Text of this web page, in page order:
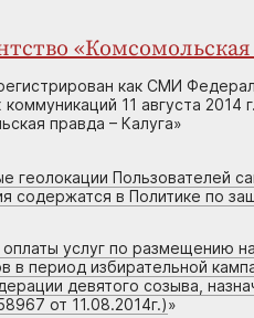
«Комсомольская
как СМИ
11 августа
правда – Калуга»
геолокации Пользователей
содержатся в Политике по
услуг по размещению
в период избирательной
девятого созыва,
от 11.08.2014г.)»